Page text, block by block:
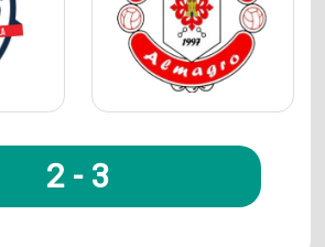
2 - 3